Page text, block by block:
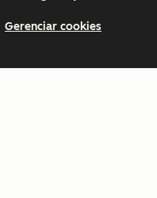
Gerenciar cookies